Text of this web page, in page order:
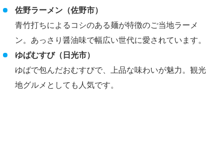
佐野ラーメン（佐野市）
青竹打ちによるコシのある麺が特徴のご当地ラーメ
ン。あっさり醤油味で幅広い世代に愛されています。
ゆばむすび（日光市）
ゆばで包んだおむすびで、上品な味わいが魅力。観光
地グルメとしても人気です。